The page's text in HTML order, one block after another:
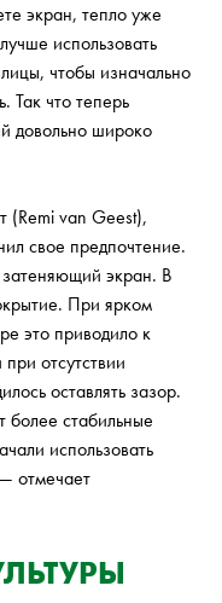
экран, тепло уже
использовать
чтобы изначально
Так что теперь
довольно широко
(Remi van Geest),
свое предпочтение.
затеняющий экран. В
При ярком
это приводило к
отсутствии
оставлять зазор.
стабильные
использовать
отмечает